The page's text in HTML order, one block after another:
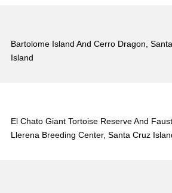
Bartolome Island And Cerro Dragon,
Island
El Chato Giant Tortoise Reserve And
Llerena Breeding Center, Santa Cruz